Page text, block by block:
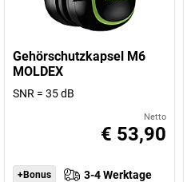
Gehörschutzkapsel M6
MOLDEX
SNR = 35 dB
Netto
€ 53,90
+Bonus 3-4 Werktage